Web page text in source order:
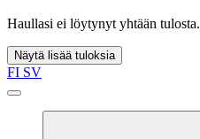
Haullasi ei löytynyt yhtään tulosta.
Näytä lisää tuloksia
FI SV